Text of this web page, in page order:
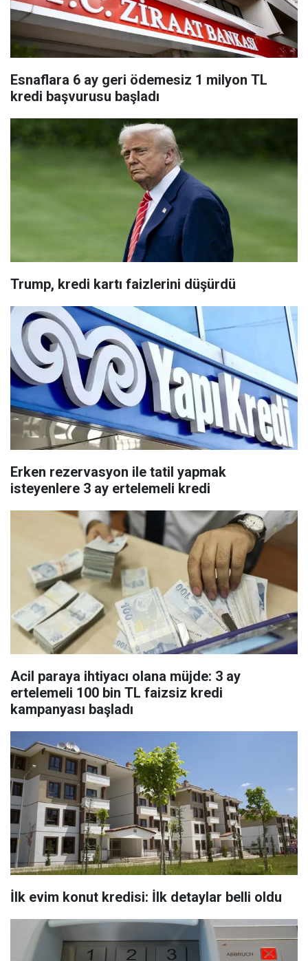
Esnaflara 6 ay geri ödemesiz 1 milyon TL
kredi başvurusu başladı
Trump, kredi kartı faizlerini düşürdü
Erken rezervasyon ile tatil yapmak
isteyenlere 3 ay ertelemeli kredi
Acil paraya ihtiyacı olana müjde: 3 ay
ertelemeli 100 bin TL faizsiz kredi
kampanyası başladı
İlk evim konut kredisi: İlk detaylar belli oldu